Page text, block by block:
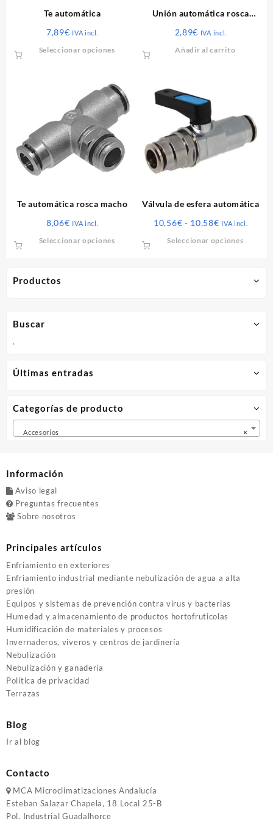
Productos
Te automática
7,89€ IVA incl.
Seleccionar opciones
producto
múltiples
variantes.
Las
pueden
elegir
página
Unión automática rosca
2,89€ IVA incl.
Añadir al carrito
Te automática rosca macho
8,06€ IVA incl.
Seleccionar opciones
producto
de
producto
Válvula de esfera automática
10,56€ - 10,58€Rango
IVA incl.
Seleccionar opciones
se
de
Buscar
.
Últimas entradas
Categorías de producto
×
Accesorios
Información
Aviso legal
Preguntas frecuentes
Sobre nosotros
Principales artículos
Enfriamiento en exteriores
Enfriamiento industrial mediante nebulización de agua a alta
presión
Equipos y sistemas de prevención contra virus y bacterias
Humedad y almacenamiento de productos hortofruticolas
Humidificación de materiales y procesos
Invernaderos, viveros y centros de jardinería
Nebulización
Nebulización y ganadería
Política de privacidad
Terrazas
Blog
Ir al blog
Contacto
MCA Microclimatizaciones Andalucía
Esteban Salazar Chapela, 18 Local 25-B
Pol. Industrial Guadalhorce